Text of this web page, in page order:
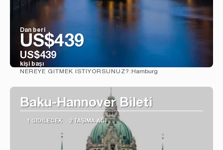
Dan beri
US$439
US$439
kişi başı
NEREYE GITMEK ISTIYORSUNUZ?: Hamburg
Baku-Hannover Bileti
1 GIDILECEK 2 TAŞIMA AĞI